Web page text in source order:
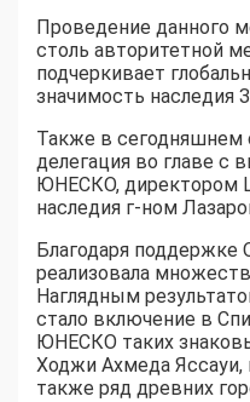
Проведение данного
столь авторитетной
подчеркивает
значимость наследия
Также в сегодняшнем
делегация во главе с
ЮНЕСКО, директором
наследия г-ном
Благодаря поддержке
реализовала
Наглядным
стало включение в
ЮНЕСКО таких
Ходжи Ахмеда
также ряд древних